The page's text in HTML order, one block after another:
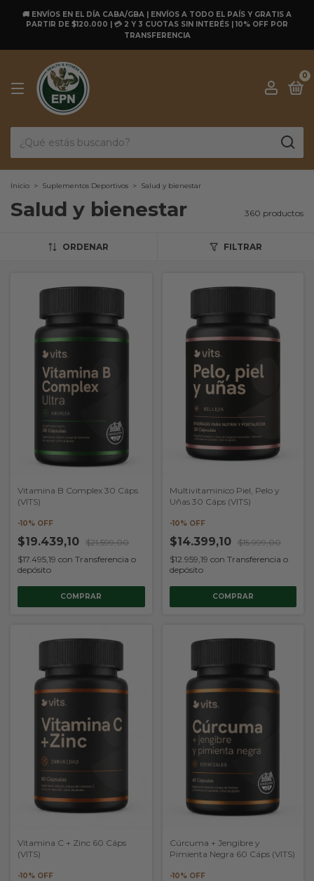
🚚 ENVÍOS EN EL DÍA CABA/GBA | ENVÍOS A TODO EL PAÍS Y GRATIS A
PARTIR DE $120.000 | 💳 2 Y 3 CUOTAS SIN INTERÉS | 10% OFF POR
TRANSFERENCIA
0
Inicio > Suplementos Deportivos > Salud y bienestar
Salud y bienestar 360 productos
ORDENAR FILTRAR
Vitamina B Complex 30 Cáps
(VITS)
-10% OFF
$19.439,10 $21.599,00
$17.495,19 con Transferencia o
depósito
Multivitaminico Piel, Pelo y
Uñas 30 Cáps (VITS)
-10% OFF
$14.399,10 $15.999,00
$12.959,19 con Transferencia o
depósito
Vitamina C + Zinc 60 Cáps
(VITS)
-10% OFF
Cúrcuma + Jengibre y
Pimienta Negra 60 Cáps (VITS)
-10% OFF